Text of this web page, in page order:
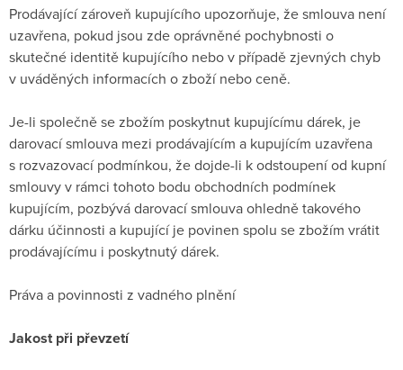
Prodávající zároveň kupujícího upozorňuje, že smlouva není
uzavřena, pokud jsou zde oprávněné pochybnosti o
skutečné identitě kupujícího nebo v případě zjevných chyb
v uváděných informacích o zboží nebo ceně.
Je-li společně se zbožím poskytnut kupujícímu dárek, je
darovací smlouva mezi prodávajícím a kupujícím uzavřena
s rozvazovací podmínkou, že dojde-li k odstoupení od kupní
smlouvy v rámci tohoto bodu obchodních podmínek
kupujícím, pozbývá darovací smlouva ohledně takového
dárku účinnosti a kupující je povinen spolu se zbožím vrátit
prodávajícímu i poskytnutý dárek.
Práva a povinnosti z vadného plnění
Jakost při převzetí